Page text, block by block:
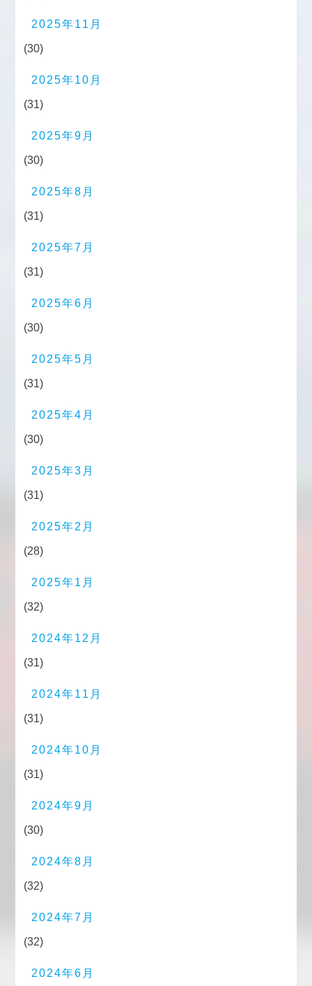
2025年11月
(30)
2025年10月
(31)
2025年9月
(30)
2025年8月
(31)
2025年7月
(31)
2025年6月
(30)
2025年5月
(31)
2025年4月
(30)
2025年3月
(31)
2025年2月
(28)
2025年1月
(32)
2024年12月
(31)
2024年11月
(31)
2024年10月
(31)
2024年9月
(30)
2024年8月
(32)
2024年7月
(32)
2024年6月